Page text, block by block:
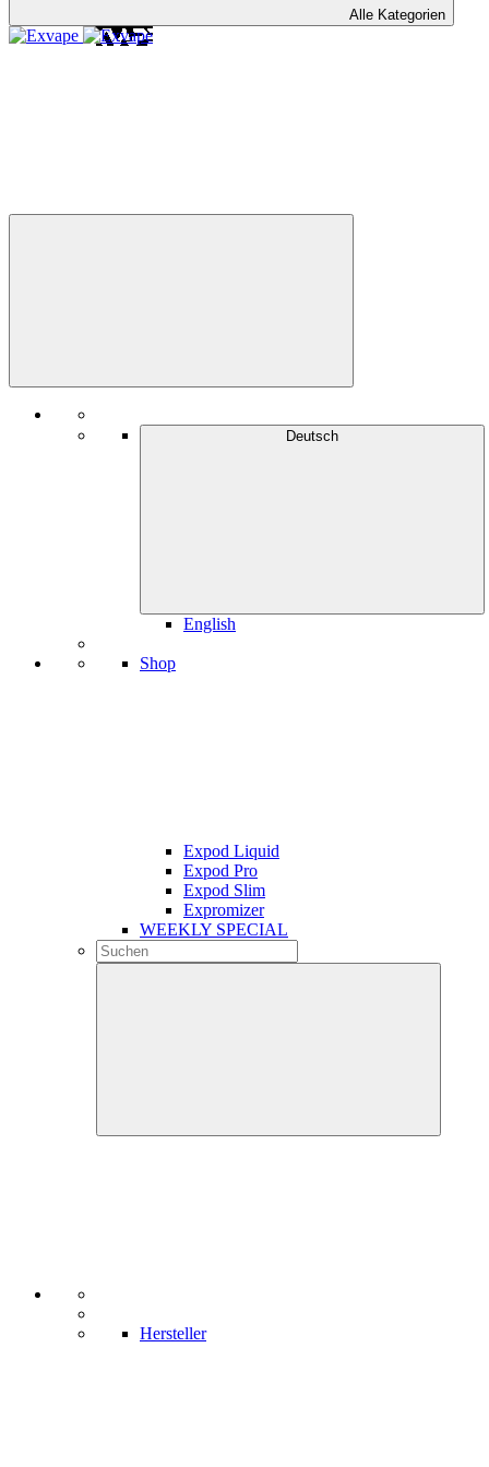
Alle Kategorien
Deutsch
English
Shop
Expod Liquid
Expod Pro
Expod Slim
Expromizer
WEEKLY SPECIAL
Hersteller